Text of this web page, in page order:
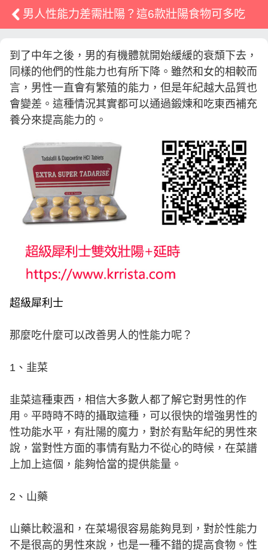
男人性能力差需壯陽？這6款壯陽食物可多吃
到了中年之後，男的有機體就開始緩緩的衰頹下去，
同樣的他們的性能力也有所下降。雖然和女的相較而
言，男性一直會有繁殖的能力，但是年紀越大品質也
會變差。這種情況其實都可以通過鍛煉和吃東西補充
養分來提高能力的。
超級犀利士
那麼吃什麼可以改善男人的性能力呢？
1、韭菜
韭菜這種東西，相信大多數人都了解它對男性的作
用。平時時不時的攝取這種，可以很快的增強男性的
性功能水平，有壯陽的魔力，對於有點年紀的男性來
說，當對性方面的事情有點力不從心的時候，在菜譜
上加上這個，能夠恰當的提供能量。
2、山藥
山藥比較溫和，在菜場很容易能夠見到，對於性能力
不是很高的男性來說，也是一種不錯的提高食物。性